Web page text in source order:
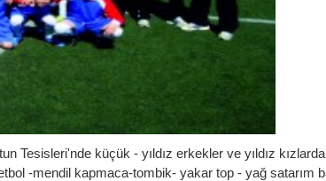
Tesisleri'nde küçük - yıldız erkekler ve yıldız kızlarda
-mendil kapmaca-tombik- yakar top - yağ satarım